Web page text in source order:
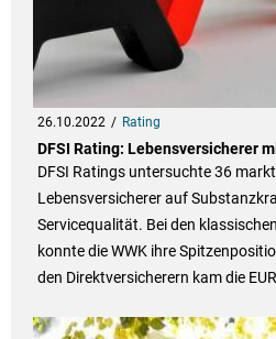
26.10.2022 Rating
DFSI Rating: Lebensversicherer
DFSI Ratings untersuchte 36
Lebensversicherer auf
Servicequalität. Bei den
konnte die WWK ihre
den Direktversicherern kam die